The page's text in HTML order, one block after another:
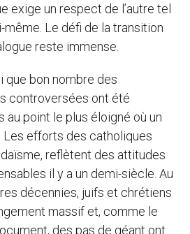
exige un respect de l’autre tel
même. Le défi de la transition
reste immense.
que bon nombre des
controversées ont été
au point le plus éloigné où un
efforts des catholiques
reflètent des attitudes
il y a un demi-siècle. Au
décennies, juifs et chrétiens
massif et, comme le
des pas de géant ont